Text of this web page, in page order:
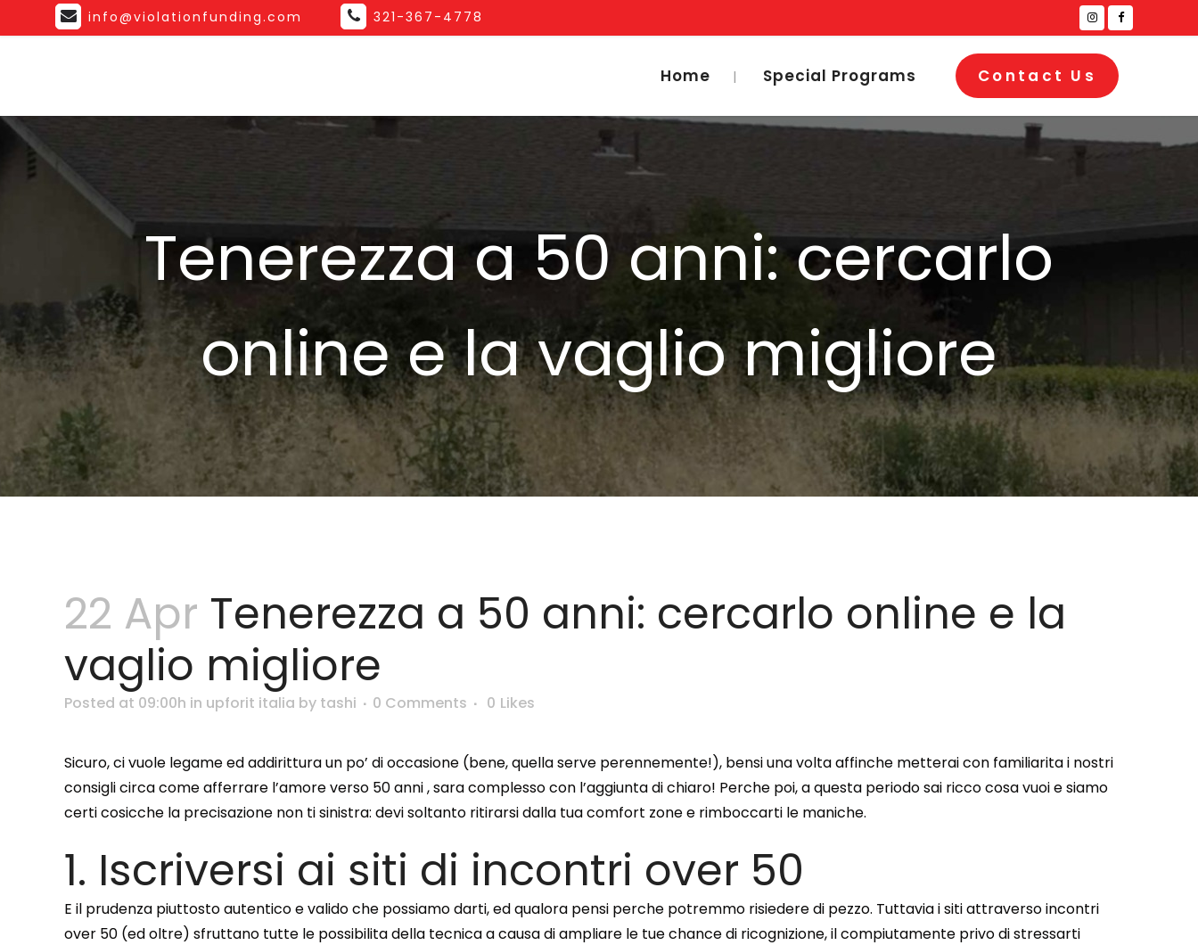
info@violationfunding.com 321-367-4778
Contact Us
Home Special Programs
Tenerezza a 50 anni: cercarlo
online e la vaglio migliore
22 Apr Tenerezza a 50 anni: cercarlo online e la
vaglio migliore
Posted at 09:00h in upforit italia by tashi 0 Comments 0 Likes
Sicuro, ci vuole legame ed addirittura un po’ di occasione (bene, quella serve perennemente!), bensi una volta affinche metterai con familiarita i nostri
consigli circa come afferrare l’amore verso 50 anni , sara complesso con l’aggiunta di chiaro! Perche poi, a questa periodo sai ricco cosa vuoi e siamo
certi cosicche la precisazione non ti sinistra: devi soltanto ritirarsi dalla tua comfort zone e rimboccarti le maniche.
1. Iscriversi ai siti di incontri over 50
E il prudenza piuttosto autentico e valido che possiamo darti, ed qualora pensi perche potremmo risiedere di pezzo. Tuttavia i siti attraverso incontri
over 50 (ed oltre) sfruttano tutte le possibilita della tecnica a causa di ampliare le tue chance di ricognizione, il compiutamente privo di stressarti